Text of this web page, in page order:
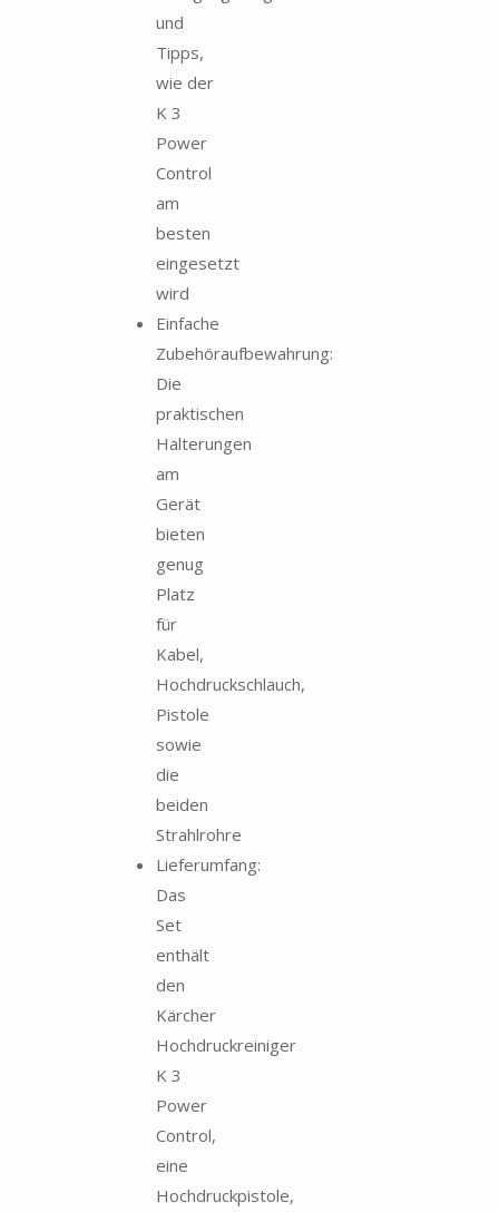
und
Tipps,
wie der
K 3
Power
Control
am
besten
eingesetzt
wird
Einfache
Zubehöraufbewahrung:
Die
praktischen
Halterungen
am
Gerät
bieten
genug
Platz
für
Kabel,
Hochdruckschlauch,
Pistole
sowie
die
beiden
Strahlrohre
Lieferumfang:
Das
Set
enthält
den
Kärcher
Hochdruckreiniger
K 3
Power
Control,
eine
Hochdruckpistole,